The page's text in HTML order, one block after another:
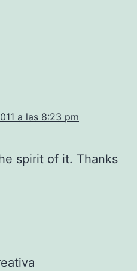
a las 8:23 pm
spirit of it. Thanks